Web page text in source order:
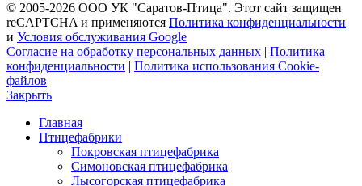
© 2005-2026 ООО УК "Саратов-Птица". Этот сайт защищен
reCAPTCHA и применяются Политика конфиденциальности
и Условия обслуживания Google
Согласие на обработку персональных данных | Политика
конфиденциальности | Политика использования Cookie-
файлов
Закрыть
Главная
Птицефабрики
Покровская птицефабрика
Симоновская птицефабрика
Лысогорская птицефабрика